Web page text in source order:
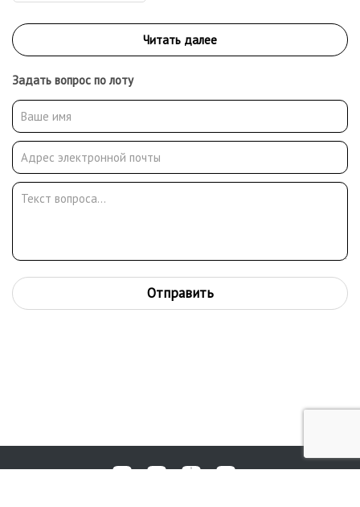
Задать вопрос по лоту
Отправить